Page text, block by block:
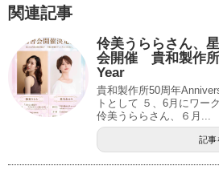
関連記事
伶美うららさん、
会開催 貴和製作
Year
貴和製作所50周年
トとして ５、6月にワー
伶美うららさん、６月...
記事